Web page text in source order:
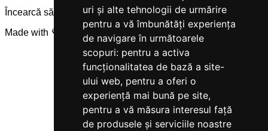
uri și alte tehnologii de urmărire
pentru a vă îmbunătăți experiența
de navigare în următoarele
scopuri: pentru a activa
funcționalitatea de bază a site-
ului web, pentru a oferi o
experiență mai bună pe site,
pentru a vă măsura interesul față
de produsele și serviciile noastre
Încearcă să modifici criteriile de căutare.
Made with 💜 by
Servicegest